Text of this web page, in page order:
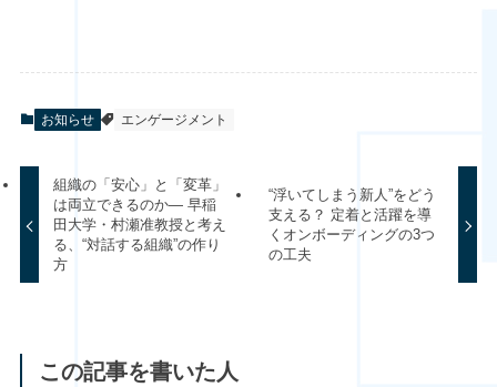
お知らせ エンゲージメント
組織の「安心」と「変革」
は両立できるのか― 早稲
田大学・村瀬准教授と考え
る、“対話する組織”の作り
方
“浮いてしまう新人”をどう
支える？ 定着と活躍を導
くオンボーディングの3つ
の工夫
この記事を書いた人